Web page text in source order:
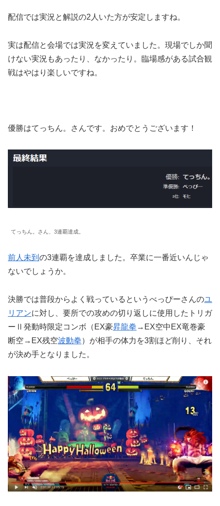
配信では実況と解説の2人いた方が安定しますね。
実は配信と会場では実況を変えていました。現場でしか聞
けない実況もあったり、なかったり。臨場感がある試合観
戦はやはり楽しいですね。
優勝はてっちん。さんです。おめでとうございます！
てっちん。さん、3連覇達成。
前人未到 の3連覇を達成しました。卒業に一番近いんじゃ
ないでしょうか。
決勝では普段からよく戦っているというべっぴーさんのユ
リアンに対し、要所での攻めの切り返しに使用したトリガ
ーⅡ発動時限定コンボ（EX豪昇龍拳 →EX空中EX竜巻豪
断空→EX残空波動拳）が相手の体力を3割ほど削り、それ
が決め手となりました。